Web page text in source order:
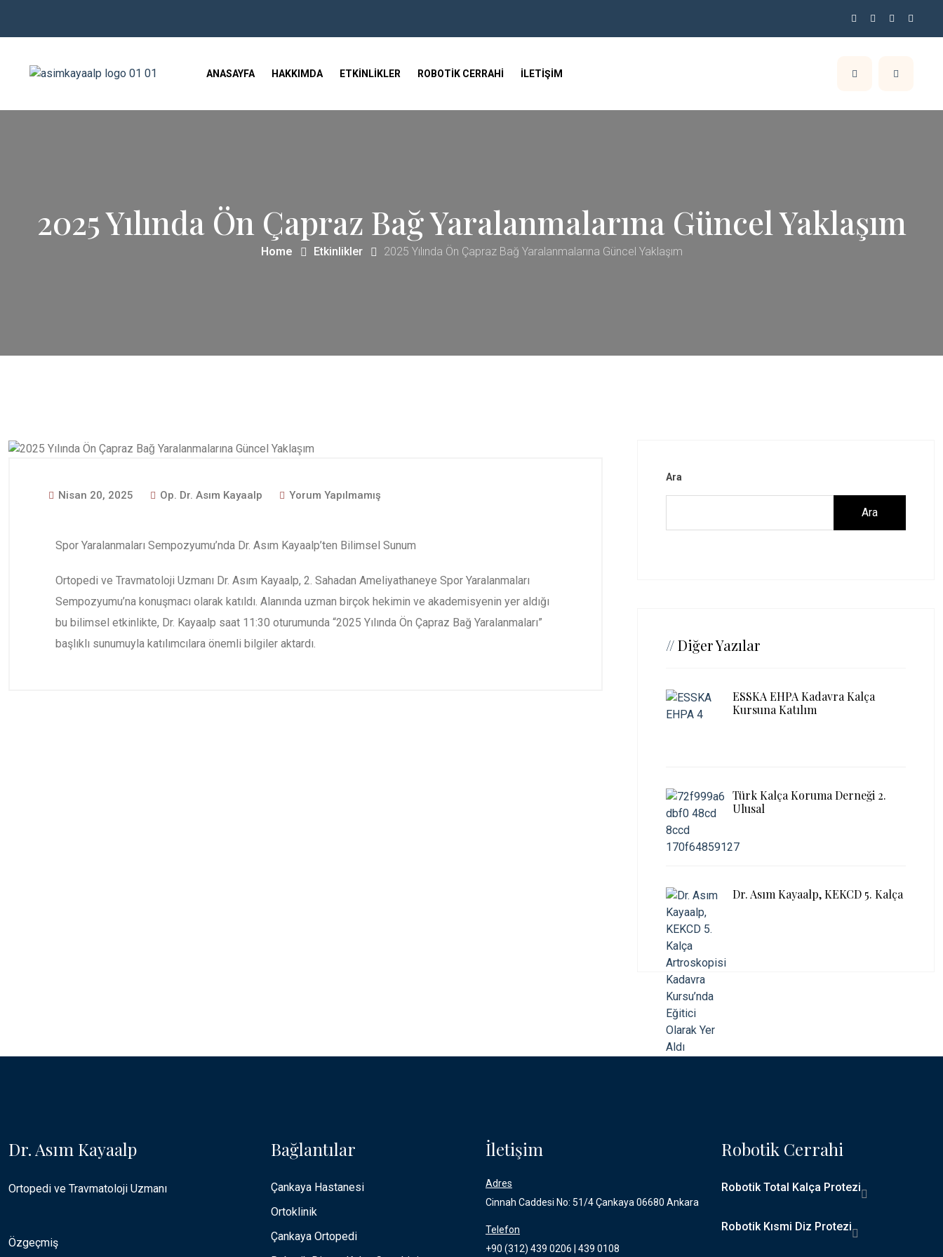
ANASAYFA HAKKIMDA ETKINLIKLER ROBOTIK CERRAHI İLETIŞIM
2025 Yılında Ön Çapraz Bağ Yaralanmalarına Güncel Yaklaşım
Home Etkinlikler 2025 Yılında Ön Çapraz Bağ Yaralanmalarına Güncel Yaklaşım
Nisan 20, 2025 Op. Dr. Asım Kayaalp Yorum Yapılmamış
Spor Yaralanmaları Sempozyumu’nda Dr. Asım Kayaalp’ten Bilimsel Sunum
Ortopedi ve Travmatoloji Uzmanı Dr. Asım Kayaalp, 2. Sahadan Ameliyathaneye Spor Yaralanmaları
Sempozyumu’na konuşmacı olarak katıldı. Alanında uzman birçok hekimin ve akademisyenin yer aldığı
bu bilimsel etkinlikte, Dr. Kayaalp saat 11:30 oturumunda “2025 Yılında Ön Çapraz Bağ Yaralanmaları”
başlıklı sunumuyla katılımcılara önemli bilgiler aktardı.
Ara
Ara
//Diğer Yazılar
ESSKA EHPA Kadavra Kalça
Kursuna Katılım
Türk Kalça Koruma Derneği 2.
Ulusal
Dr. Asım Kayaalp, KEKCD 5. Kalça
Dr. Asım Kayaalp
Ortopedi ve Travmatoloji Uzmanı
Özgeçmiş
Bağlantılar
Çankaya Hastanesi
Ortoklinik
Çankaya Ortopedi
İletişim
Adres
Cinnah Caddesi No: 51/4 Çankaya 06680 Ankara
Telefon
+90 (312) 439 0206 | 439 0108
Robotik Cerrahi
Robotik Total Kalça Protezi
Robotik Kısmi Diz Protezi